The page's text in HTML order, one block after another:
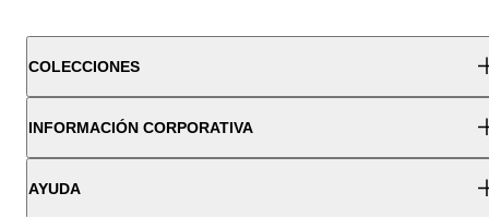
COLECCIONES
INFORMACIÓN CORPORATIVA
AYUDA